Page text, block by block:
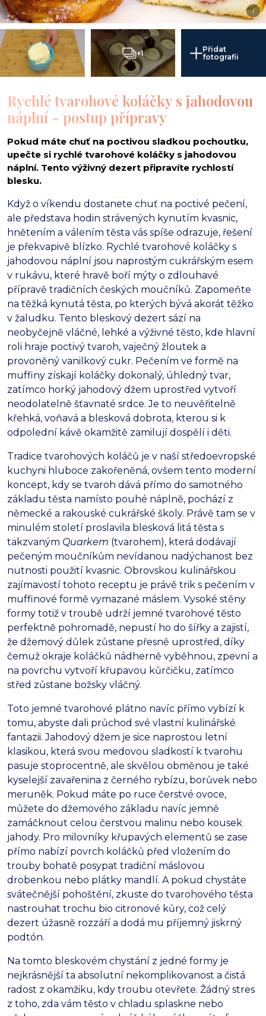
i
+1
Přidat
fotografii
Rychlé tvarohové koláčky s jahodovou
náplní - postup přípravy
Pokud máte chuť na poctivou sladkou pochoutku,
upečte si rychlé tvarohové koláčky s jahodovou
náplní. Tento výživný dezert připravíte rychlostí
blesku.
Když o víkendu dostanete chuť na poctivé pečení,
ale představa hodin strávených kynutím kvasnic,
hnětením a válením těsta vás spíše odrazuje, řešení
je překvapivě blízko. Rychlé tvarohové koláčky s
jahodovou náplní jsou naprostým cukrářským esem
v rukávu, které hravě boří mýty o zdlouhavé
přípravě tradičních českých moučníků. Zapomeňte
na těžká kynutá těsta, po kterých bývá akorát těžko
v žaludku. Tento bleskový dezert sází na
neobyčejně vláčné, lehké a výživné těsto, kde hlavní
roli hraje poctivý tvaroh, vaječný žloutek a
provoněný vanilkový cukr. Pečením ve formě na
muffiny získají koláčky dokonalý, úhledný tvar,
zatímco horký jahodový džem uprostřed vytvoří
neodolatelně šťavnaté srdce. Je to neuvěřitelně
křehká, voňavá a blesková dobrota, kterou si k
odpolední kávě okamžitě zamilují dospělí i děti.
Tradice tvarohových koláčů je v naší středoevropské
kuchyni hluboce zakořeněná, ovšem tento moderní
koncept, kdy se tvaroh dává přímo do samotného
základu těsta namísto pouhé náplně, pochází z
německé a rakouské cukrářské školy. Právě tam se v
minulém století proslavila blesková litá těsta s
takzvaným Quarkem (tvarohem), která dodávají
pečeným moučníkům nevídanou nadýchanost bez
nutnosti použití kvasnic. Obrovskou kulinářskou
zajímavostí tohoto receptu je právě trik s pečením v
muffinové formě vymazané máslem. Vysoké stěny
formy totiž v troubě udrží jemné tvarohové těsto
perfektně pohromadě, nepustí ho do šířky a zajistí,
že džemový důlek zůstane přesně uprostřed, díky
čemuž okraje koláčků nádherně vyběhnou, zpevní a
na povrchu vytvoří křupavou kůrčičku, zatímco
střed zůstane božsky vláčný.
Toto jemné tvarohové plátno navíc přímo vybízí k
tomu, abyste dali průchod své vlastní kulinářské
fantazii. Jahodový džem je sice naprostou letní
klasikou, která svou medovou sladkostí k tvarohu
pasuje stoprocentně, ale skvělou obměnou je také
kyselejší zavařenina z černého rybízu, borůvek nebo
meruněk. Pokud máte po ruce čerstvé ovoce,
můžete do džemového základu navíc jemně
zamáčknout celou čerstvou malinu nebo kousek
jahody. Pro milovníky křupavých elementů se zase
přímo nabízí povrch koláčků před vložením do
trouby bohatě posypat tradiční máslovou
drobenkou nebo plátky mandlí. A pokud chystáte
svátečnější pohoštění, zkuste do tvarohového těsta
nastrouhat trochu bio citronové kůry, což celý
dezert úžasně rozzáří a dodá mu příjemný jiskrný
podtón.
Na tomto bleskovém chystání z jedné formy je
nejkrásnější ta absolutní nekomplikovanost a čistá
radost z okamžiku, kdy troubu otevřete. Žádný stres
z toho, zda vám těsto v chladu splaskne nebo